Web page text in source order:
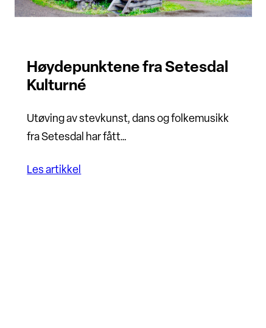
Høydepunktene fra Setesdal
Kulturné
Utøving av stevkunst, dans og folkemusikk
fra Setesdal har fått…
Les artikkel